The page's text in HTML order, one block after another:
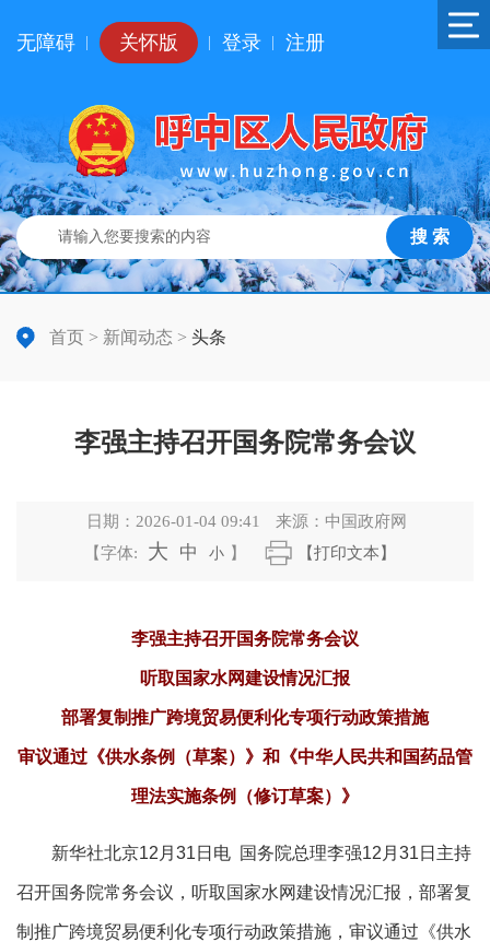
无障碍 关怀版 登录 注册
搜 索
首页 > 新闻动态 > 头条
李强主持召开国务院常务会议
日期： 2026-01-04 09:41 来源： 中国政府网
【字体:
大 中 小 】 【打印文本】
李强主持召开国务院常务会议
听取国家水网建设情况汇报
部署复制推广跨境贸易便利化专项行动政策措施
审议通过《供水条例（草案）》和《中华人民共和国药品管
理法实施条例（修订草案）》
新华社北京12月31日电 国务院总理李强12月31日主持
召开国务院常务会议，听取国家水网建设情况汇报，部署复
制推广跨境贸易便利化专项行动政策措施，审议通过《供水